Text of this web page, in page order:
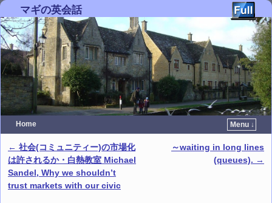
マギの英会話
Home
Menu ↓
Post navigation
← 社会(コミュニティー)の市場化
は許されるか・白熱教室 Michael
Sandel, Why we shouldn’t
trust markets with our civic
～waiting in long lines
(queues). →